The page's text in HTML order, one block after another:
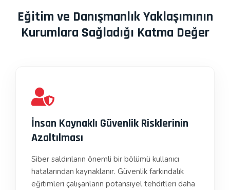
Eğitim ve Danışmanlık Yaklaşımının
Kurumlara Sağladığı Katma Değer
İnsan Kaynaklı Güvenlik Risklerinin
Azaltılması
Siber saldırıların önemli bir bölümü kullanıcı
hatalarından kaynaklanır. Güvenlik farkındalık
eğitimleri çalışanların potansiyel tehditleri daha